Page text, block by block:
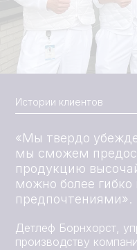
Истории клиентов
«Мы эффективно
Альваро Ортис,
компании
Agrosuper, Чили